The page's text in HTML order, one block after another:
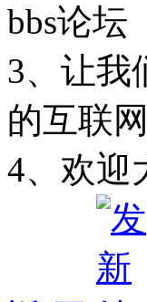
bbs论坛
3、让我
的互联网
4、欢迎